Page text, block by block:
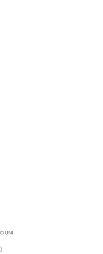
UNI